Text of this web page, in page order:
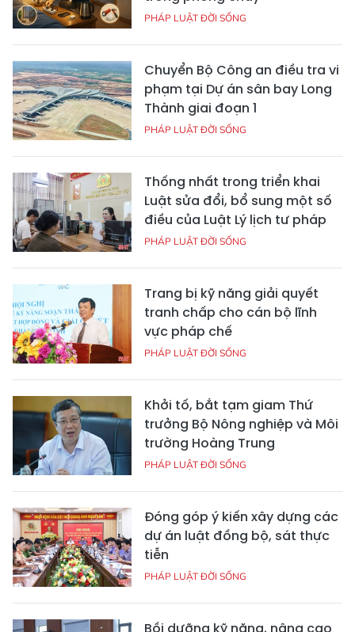
PHÁP LUẬT ĐỜI SỐNG
Chuyển Bộ Công an điều tra vi
phạm tại Dự án sân bay Long
Thành giai đoạn 1
PHÁP LUẬT ĐỜI SỐNG
Thống nhất trong triển khai
Luật sửa đổi, bổ sung một số
điều của Luật Lý lịch tư pháp
PHÁP LUẬT ĐỜI SỐNG
Trang bị kỹ năng giải quyết
tranh chấp cho cán bộ lĩnh
vực pháp chế
PHÁP LUẬT ĐỜI SỐNG
Khởi tố, bắt tạm giam Thứ
trưởng Bộ Nông nghiệp và Môi
trường Hoàng Trung
PHÁP LUẬT ĐỜI SỐNG
Đóng góp ý kiến xây dựng các
dự án luật đồng bộ, sát thực
tiễn
PHÁP LUẬT ĐỜI SỐNG
Bồi dưỡng kỹ năng, nâng cao